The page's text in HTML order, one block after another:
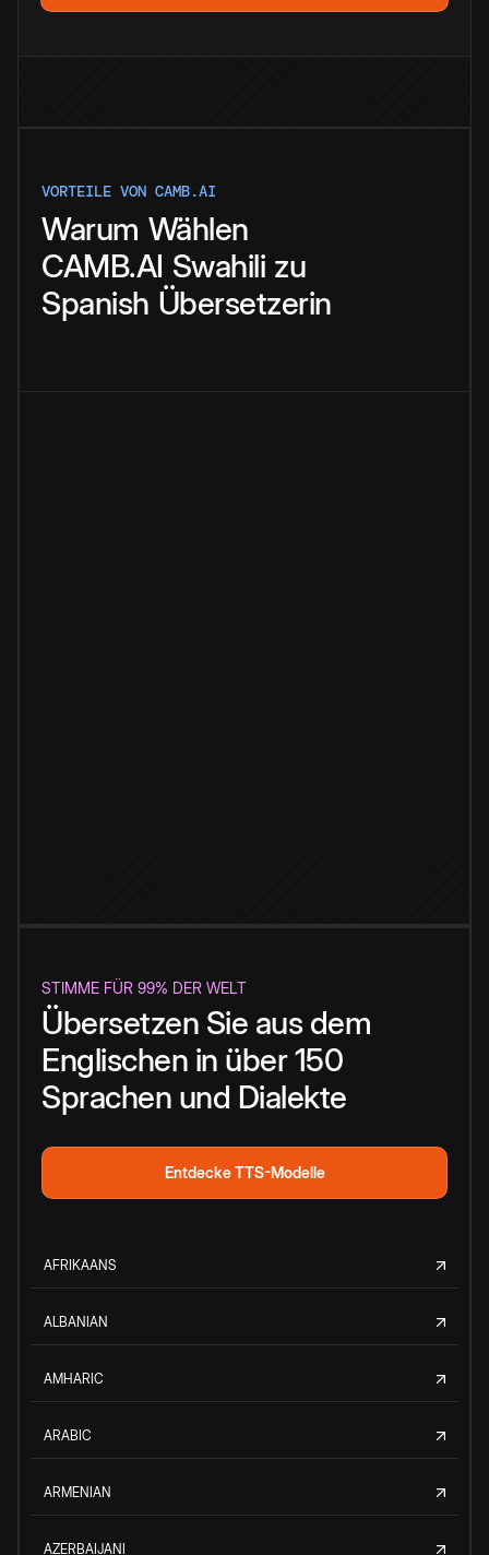
VORTEILE VON CAMB.AI
Warum Wählen
CAMB.AI Swahili zu
Spanish Übersetzerin
STIMME FÜR 99% DER WELT
Übersetzen Sie aus dem
Englischen in über 150
Sprachen und Dialekte
Entdecke TTS-Modelle
AFRIKAANS
ALBANIAN
AMHARIC
ARABIC
ARMENIAN
AZERBAIJANI